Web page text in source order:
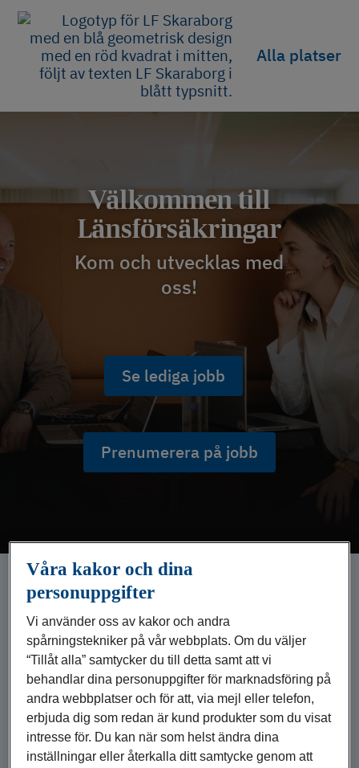
Alla platser
Välkommen till
Länsförsäkringar
Kom och utvecklas med
oss!
Se lediga jobb
Prenumerera på jobb
Välkommen till LF
Skaraborg
LF Skaraborg är lite annorlunda. Vi ägs nämligen
av våra kunder. Varje gång vi har kontakt med en
kund så pratar vi också med en av våra ägare. Det
ställer lite högre krav än vanligt, men det är också
det som gör det så roligt.
Våra kakor och dina
personuppgifter
Vi använder oss av kakor och andra
spårningstekniker på vår webbplats. Om du väljer
“Tillåt alla” samtycker du till detta samt att vi
behandlar dina personuppgifter för marknadsföring på
andra webbplatser och för att, via mejl eller telefon,
erbjuda dig som redan är kund produkter som du visat
intresse för. Du kan när som helst ändra dina
inställningar eller återkalla ditt samtycke genom att